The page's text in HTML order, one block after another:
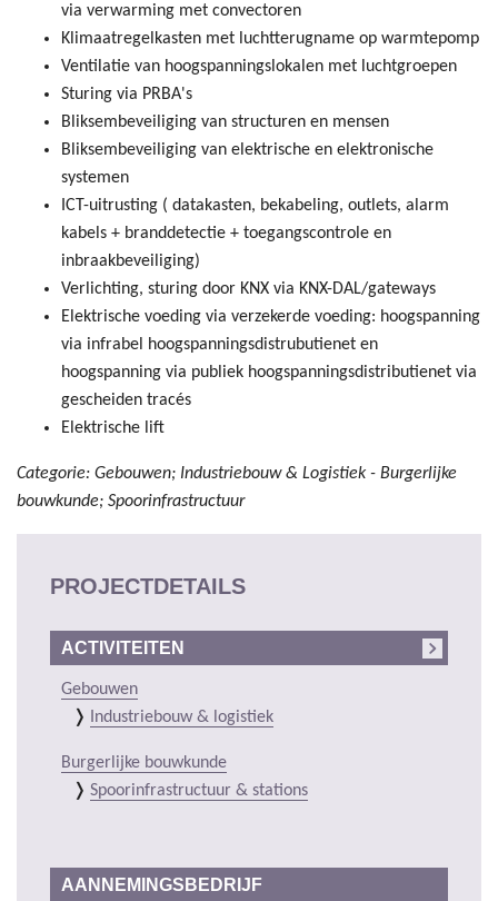
via verwarming met convectoren
Klimaatregelkasten met luchtterugname op warmtepomp
Ventilatie van hoogspanningslokalen met luchtgroepen
Sturing via PRBA's
Bliksembeveiliging van structuren en mensen
Bliksembeveiliging van elektrische en elektronische
systemen
ICT-uitrusting ( datakasten, bekabeling, outlets, alarm
kabels + branddetectie + toegangscontrole en
inbraakbeveiliging)
Verlichting, sturing door KNX via KNX-DAL/gateways
Elektrische voeding via verzekerde voeding: hoogspanning
via infrabel hoogspanningsdistrubutienet en
hoogspanning via publiek hoogspanningsdistributienet via
gescheiden tracés
Elektrische lift
Categorie: Gebouwen; Industriebouw & Logistiek - Burgerlijke
bouwkunde; Spoorinfrastructuur
PROJECTDETAILS
ACTIVITEITEN
Gebouwen
Industriebouw & logistiek
Burgerlijke bouwkunde
Spoorinfrastructuur & stations
AANNEMINGSBEDRIJF